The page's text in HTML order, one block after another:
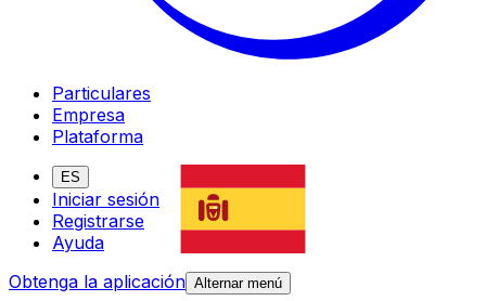
Particulares
Empresa
Plataforma
ES
Iniciar sesión
Registrarse
Ayuda
Obtenga la aplicación Alternar menú